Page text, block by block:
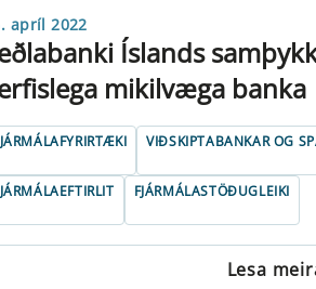
apríl 2022
Íslands
mikilvæga banka
VIÐSKIPTABANKAR OG
FJÁRMÁLASTÖÐUGLEIKI
Lesa